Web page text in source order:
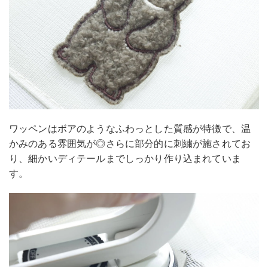
ワッペンはボアのようなふわっとした質感が特徴で、温
かみのある雰囲気が◎さらに部分的に刺繍が施されてお
り、細かいディテールまでしっかり作り込まれていま
す。